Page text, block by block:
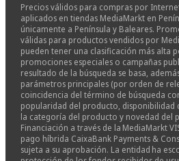
Precios válidos para compras por
aplicados en tiendas MediaMarkt en
únicamente a Península y Baleares.
válidas para productos vendidos por
pueden tener una clasificación más alta
promociones especiales o campañas
resultado de la búsqueda se basa,
parámetros principales (por orden de
coincidencia del término de búsqueda
popularidad del producto, disponibilidad
la categoría del producto y novedad del
Financiación a través de la MediaMarkt
pago híbrida CaixaBank Payments &
sujeta a su aprobación. La entidad ha